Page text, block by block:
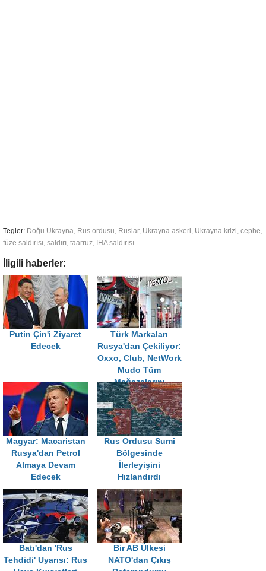
Tegler: Doğu Ukrayna, Rus ordusu, Ruslar, Ukrayna askeri, Ukrayna krizi, cephe,
füze saldırısı, saldırı, taarruz, İHA saldırısı
İligili haberler:
Putin Çin'i Ziyaret
Edecek
Türk Markaları
Rusya'dan Çekiliyor:
Oxxo, Club, NetWork
Mudo Tüm
Mağazalarını
Kapatıyor
Magyar: Macaristan
Rusya'dan Petrol
Almaya Devam
Edecek
Rus Ordusu Sumi
Bölgesinde
İlerleyişini
Hızlandırdı
Batı'dan 'Rus
Tehdidi' Uyarısı: Rus
Bir AB Ülkesi
NATO'dan Çıkış